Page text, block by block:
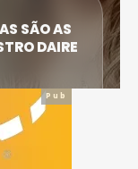
CASTRO
Pub